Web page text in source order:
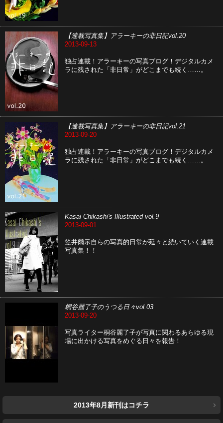
【連載写真集】アラーキーの非日記vol.20
2013-09-13
独占連載！アラーキーの写真ブログ！デジタルカメ
ラに残された「非日常」がどこまでも続く……。
【連載写真集】アラーキーの非日記vol.21
2013-09-20
独占連載！アラーキーの写真ブログ！デジタルカメ
ラに残された「非日常」がどこまでも続く……。
Kasai Chikashi's Illustrated vol.9
2013-09-01
笠井爾示自らの写真的日常が延々と続いていく連載
写真集！！
桐谷麗了子のうつる日々vol.03
2013-09-20
写真ライター桐谷麗了子が写真に関わるあらゆる現
場に出かける写真をめぐる日々を報告！
2013年8月新刊はコチラ